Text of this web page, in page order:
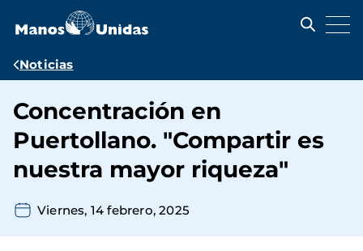
contenido
Ruta
navegación
Noticias
Concentración en
Puertollano. "Compartir es
nuestra mayor riqueza"
Viernes, 14 febrero, 2025